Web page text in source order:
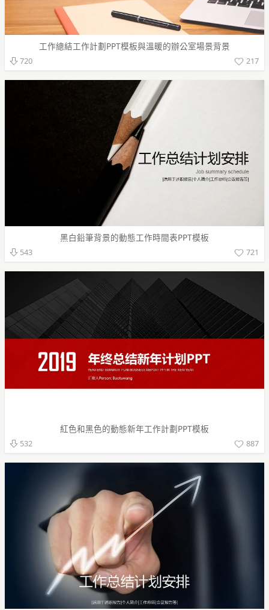
工作總結工作計劃PPT模板與溫暖的辦公室場景背景
720 217
黑白鉛筆背景的動態工作時間表PPT模板
543 721
紅色和黑色的動態新年工作計劃PPT模板
532 887